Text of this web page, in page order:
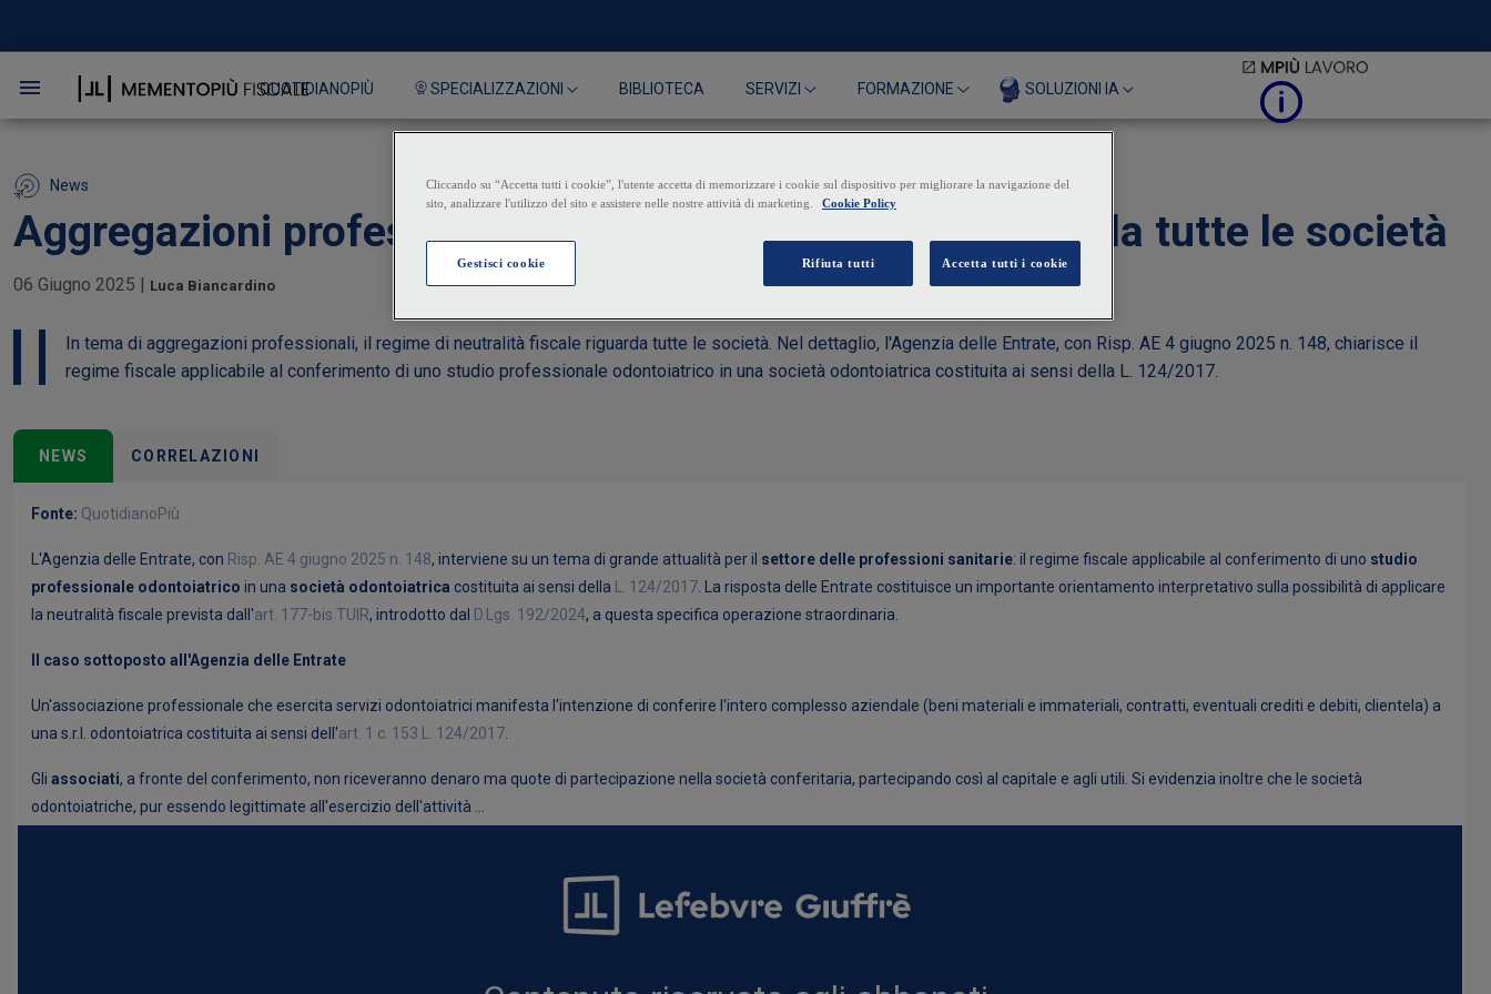
QUOTIDIANOPIÙ SPECIALIZZAZIONI BIBLIOTECA SERVIZI FORMAZIONE SOLUZIONI IA
News
Aggregazioni professionali: il regime di neutralità riguarda tutte le società
06 Giugno 2025 | Luca Biancardino
In tema di aggregazioni professionali, il regime di neutralità fiscale riguarda tutte le società. Nel dettaglio, l'Agenzia delle Entrate, con Risp. AE 4 giugno 2025 n. 148, chiarisce il
regime fiscale applicabile al conferimento di uno studio professionale odontoiatrico in una società odontoiatrica costituita ai sensi della L. 124/2017.
NEWS CORRELAZIONI
Fonte: QuotidianoPiù
L'Agenzia delle Entrate, con Risp. AE 4 giugno 2025 n. 148, interviene su un tema di grande attualità per il settore delle professioni sanitarie: il regime fiscale applicabile al conferimento di uno studio
professionale odontoiatrico in una società odontoiatrica costituita ai sensi della L. 124/2017 . La risposta delle Entrate costituisce un importante orientamento interpretativo sulla possibilità di applicare
la neutralità fiscale prevista dall'art. 177-bis TUIR, introdotto dal D.Lgs. 192/2024, a questa specifica operazione straordinaria.
Il caso sottoposto all'Agenzia delle Entrate
Un'associazione professionale che esercita servizi odontoiatrici manifesta l'intenzione di conferire l'intero complesso aziendale (beni materiali e immateriali, contratti, eventuali crediti e debiti, clientela) a
una s.r.l. odontoiatrica costituita ai sensi dell'art. 1 c. 153 L. 124/2017
Gli associati, a fronte del conferimento, non riceveranno denaro ma quote di partecipazione nella società conferitaria, partecipando così al capitale e agli utili. Si evidenzia inoltre che le società
odontoiatriche, pur essendo legittimate all'esercizio dell'attività ...